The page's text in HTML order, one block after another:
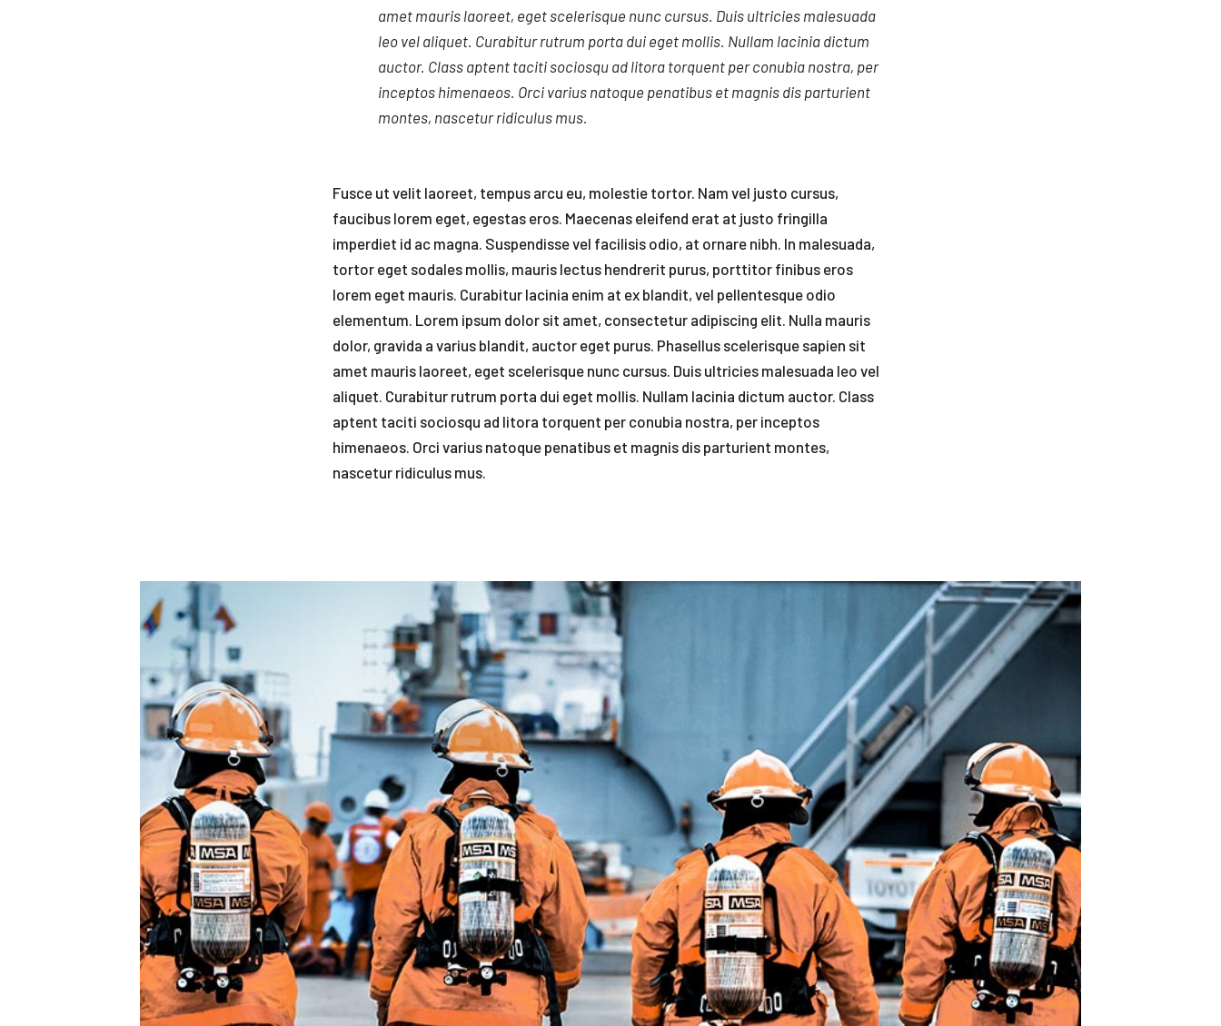
amet mauris laoreet, eget scelerisque nunc cursus. Duis ultricies malesuada
leo vel aliquet. Curabitur rutrum porta dui eget mollis. Nullam lacinia dictum
auctor. Class aptent taciti sociosqu ad litora torquent per conubia nostra, per
inceptos himenaeos. Orci varius natoque penatibus et magnis dis parturient
montes, nascetur ridiculus mus.
Fusce ut velit laoreet, tempus arcu eu, molestie tortor. Nam vel justo cursus,
faucibus lorem eget, egestas eros. Maecenas eleifend erat at justo fringilla
imperdiet id ac magna. Suspendisse vel facilisis odio, at ornare nibh. In malesuada,
tortor eget sodales mollis, mauris lectus hendrerit purus, porttitor finibus eros
lorem eget mauris. Curabitur lacinia enim at ex blandit, vel pellentesque odio
elementum. Lorem ipsum dolor sit amet, consectetur adipiscing elit. Nulla mauris
dolor, gravida a varius blandit, auctor eget purus. Phasellus scelerisque sapien sit
amet mauris laoreet, eget scelerisque nunc cursus. Duis ultricies malesuada leo vel
aliquet. Curabitur rutrum porta dui eget mollis. Nullam lacinia dictum auctor. Class
aptent taciti sociosqu ad litora torquent per conubia nostra, per inceptos
himenaeos. Orci varius natoque penatibus et magnis dis parturient montes,
nascetur ridiculus mus.